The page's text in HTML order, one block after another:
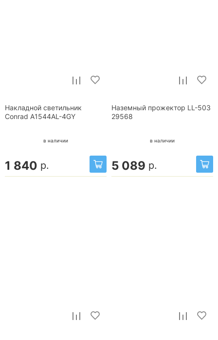
Накладной светильник
Conrad A1544AL-4GY
в наличии
1 840 р.
Наземный прожектор LL-503
29568
в наличии
5 089 р.